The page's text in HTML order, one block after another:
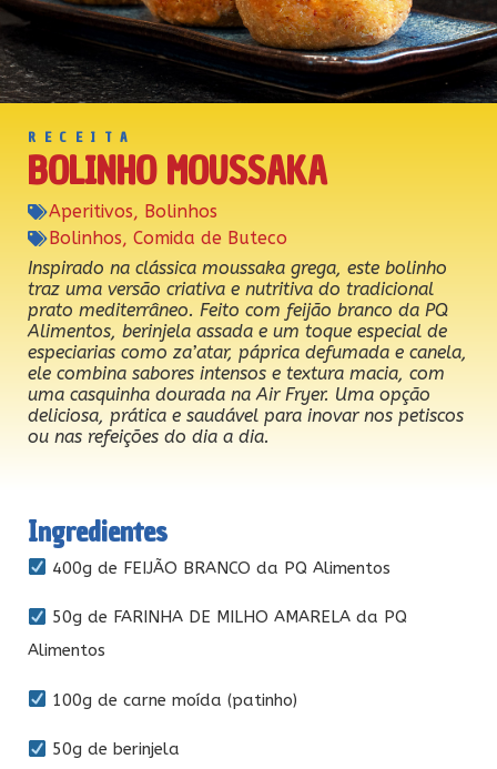
RECEITA
BOLINHO MOUSSAKA
Aperitivos, Bolinhos
Bolinhos, Comida de Buteco
Inspirado na clássica moussaka grega, este bolinho
traz uma versão criativa e nutritiva do tradicional
prato mediterrâneo. Feito com feijão branco da PQ
Alimentos, berinjela assada e um toque especial de
especiarias como za’atar, páprica defumada e canela,
ele combina sabores intensos e textura macia, com
uma casquinha dourada na Air Fryer. Uma opção
deliciosa, prática e saudável para inovar nos petiscos
ou nas refeições do dia a dia.
Ingredientes
400g de FEIJÃO BRANCO da PQ Alimentos
50g de FARINHA DE MILHO AMARELA da PQ
Alimentos
100g de carne moída (patinho)
50g de berinjela